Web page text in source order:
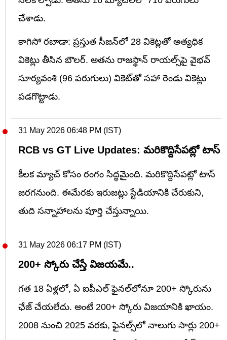
చేశాడు.
కాగిసో రబాడా: ప్రస్తుత సీజన్‌లో 28 వికెట్లతో అత్యధిక
వికెట్లు తీసిన బౌలర్. అతను రాజస్థాన్ రాయల్స్‌పై వైభవ్
సూర్యవంశి (96 పరుగులు) వికెట్‌తో సహా రెండు వికెట్లు
పడగొట్టాడు.
31 May 2026 06:48 PM (IST)
RCB vs GT Live Updates: మరికొద్దిసేపట్లో టాస్
కీలక మ్యాచ్ కోసం రంగం సిద్ధమైంది. మరికొద్దిసేపట్లో టాస్
జరగనుంది. ఈమేరకు ఇరుజట్లు స్టేడియానికి చేరుకుని,
తుది సన్నాహాలను పూర్తి చేస్తున్నాయి.
31 May 2026 06:17 PM (IST)
200+ స్కోరు చేస్తే విజయమే..
గత 18 ఏళ్లలో, ఏ ఐపీఎల్ ఫైనల్‌లోనూ 200+ స్కోరును
ఛేజ్ చేయలేదు. అంటే 200+ స్కోరు విజయానికి ఖాయం.
2008 నుంచి 2025 వరకు, ఫైనల్స్‌లో నాలుగు సార్లు 200+